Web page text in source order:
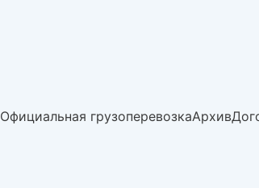
Официальная грузоперевозкаАрхив